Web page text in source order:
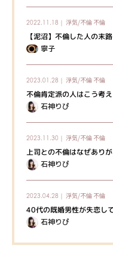
2022.11.18｜ 浮気/不倫 不倫
【泥沼】不倫した人の末
寧子
2023.01.28｜ 浮気/不倫 不倫
不倫肯定派の人はこう考
石神りぴ
2023.11.30｜ 浮気/不倫 不倫
上司との不倫はなぜあり
石神りぴ
2023.04.28｜ 浮気/不倫 不倫
40代の既婚男性が失恋し
石神りぴ